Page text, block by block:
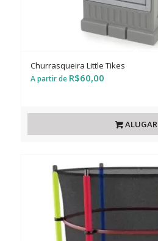
Churrasqueira Little Tikes
R$60,00
ALUGAR